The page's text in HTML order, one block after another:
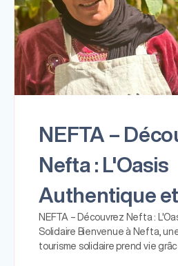
NEFTA –
Nefta : L'Oasis
Authentique
NEFTA – Découvrez Nefta :
Solidaire Bienvenue à Nefta,
tourisme solidaire prend vie